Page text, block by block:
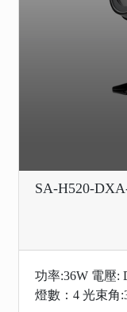
SA-H520-
功率:36W 電壓:
燈數：4 光束角